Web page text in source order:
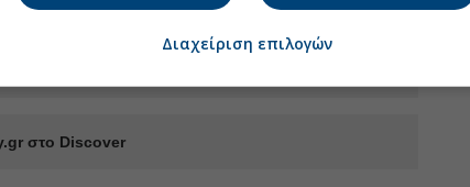
εταιρείας έγινε σε χρόνο-ρεκόρ
στο Discover
Διαχείριση επιλογών